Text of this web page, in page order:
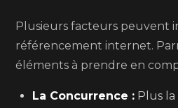
Plusieurs facteurs peuvent
référencement internet.
éléments à prendre en
La Concurrence : Plus